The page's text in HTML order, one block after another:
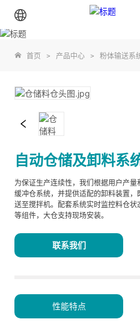
首页 > 产品中心 > 粉体输送系
自动仓储及卸料系
为保证生产连续性，我们根据用户产
缓冲仓系统，并提供适配的卸料装置
送至搅拌机。配套系统实时监控料仓
等组件，大仓支持现场安装。
联系我们
性能特点